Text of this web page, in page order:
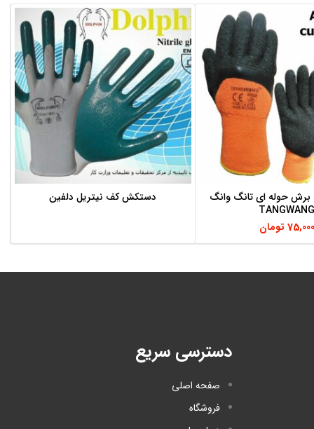
اطلاعات بیشتر
حوله ای تانگ وانگ
75,000 تومان
اطلاعات بیشتر
دستکش کف نیتریل دلفین
دسترسی سریع
صفحه اصلی
فروشگاه